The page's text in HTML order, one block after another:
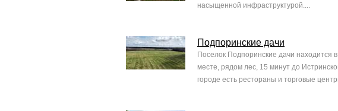
насыщенной инфраструктурой....
Подпоринские дачи
Поселок Подпоринские дачи находится
месте, рядом лес, 15 минут до
городе есть рестораны и торговые